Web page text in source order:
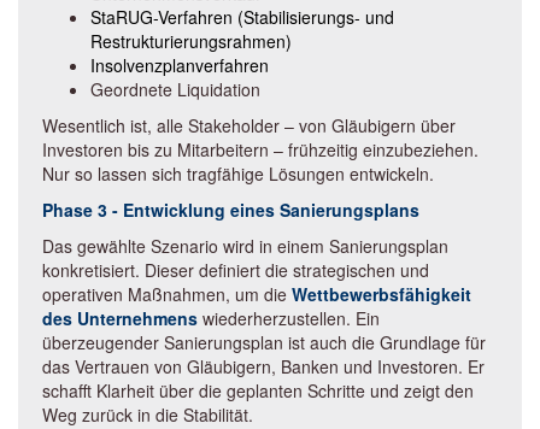
StaRUG-Verfahren (Stabilisierungs- und
Restrukturierungsrahmen)
Insolvenzplanverfahren
Geordnete Liquidation
Wesentlich ist, alle Stakeholder – von Gläubigern über
Investoren bis zu Mitarbeitern – frühzeitig einzubeziehen.
Nur so lassen sich tragfähige Lösungen entwickeln.
Phase 3 - Entwicklung eines Sanierungsplans
Das gewählte Szenario wird in einem Sanierungsplan
konkretisiert. Dieser definiert die strategischen und
operativen Maßnahmen, um die Wettbewerbsfähigkeit
des Unternehmens wiederherzustellen. Ein
überzeugender Sanierungsplan ist auch die Grundlage für
das Vertrauen von Gläubigern, Banken und Investoren. Er
schafft Klarheit über die geplanten Schritte und zeigt den
Weg zurück in die Stabilität.